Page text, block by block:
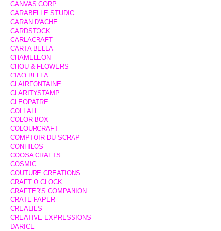
CANVAS CORP
CARABELLE STUDIO
CARAN D'ACHE
CARDSTOCK
CARLACRAFT
CARTA BELLA
CHAMELEON
CHOU & FLOWERS
CIAO BELLA
CLAIRFONTAINE
CLARITYSTAMP
CLEOPATRE
COLLALL
COLOR BOX
COLOURCRAFT
COMPTOIR DU SCRAP
CONHILOS
COOSA CRAFTS
COSMIC
COUTURE CREATIONS
CRAFT O CLOCK
CRAFTER'S COMPANION
CRATE PAPER
CREALIES
CREATIVE EXPRESSIONS
DARICE